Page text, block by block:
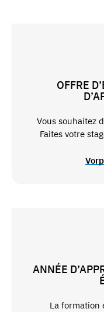
OFFRE
Vous souhaitez
Faites votre
ANNÉE
La formation